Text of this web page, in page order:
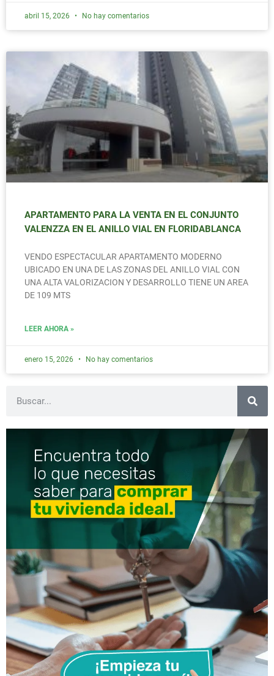
abril 15, 2026 No hay comentarios
APARTAMENTO PARA LA VENTA EN EL CONJUNTO
VALENZZA EN EL ANILLO VIAL EN FLORIDABLANCA
VENDO ESPECTACULAR APARTAMENTO MODERNO
UBICADO EN UNA DE LAS ZONAS DEL ANILLO VIAL CON
UNA ALTA VALORIZACION Y DESARROLLO TIENE UN AREA
DE 109 MTS
LEER AHORA »
enero 15, 2026 No hay comentarios